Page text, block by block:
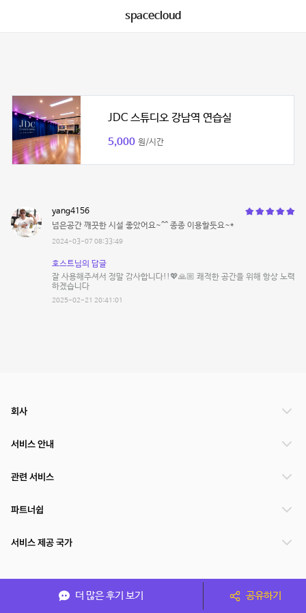
spacecloud
JDC 스튜디오 강남역 연습실
5,000 원/시간
yang4156
넘은공간 깨끗한 시설 좋았어요~^^ 종종 이용할듯요~*
2024-03-07 08:33:49
호스트님의 답글
잘 사용해주셔서 정말 감사합니다!!💖🙏🏼 쾌적한 공간을 위해 항상 노력
하겠습니다
2025-02-21 20:41:01
더 많은 후기 보기 공유하기
회사
서비스 안내
관련 서비스
파트너쉽
서비스 제공 국가
(주)NSPACE 사업자정보